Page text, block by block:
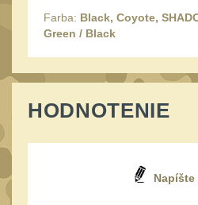
Na dlouhé
vzdálenosti 13
vzdálenost16
Príslušenstvo pre
Farba: Black, Coyote,
Green / Black
HODNOTENIE